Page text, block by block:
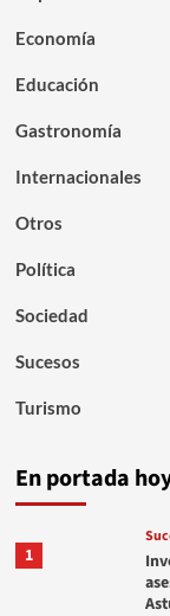
Economía
Educación
Gastronomía
Internacionales
Otros
Política
Sociedad
Sucesos
Turismo
En portada
1